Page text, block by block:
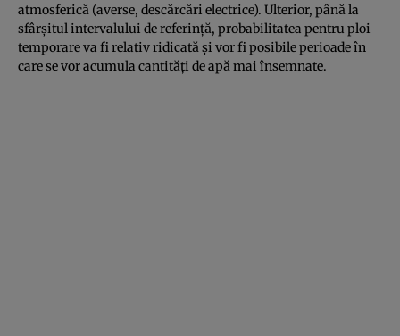
atmosferică (averse, descărcări electrice). Ulterior, până la
sfârşitul intervalului de referinţă, probabilitatea pentru ploi
temporare va fi relativ ridicată şi vor fi posibile perioade în
care se vor acumula cantităţi de apă mai însemnate.